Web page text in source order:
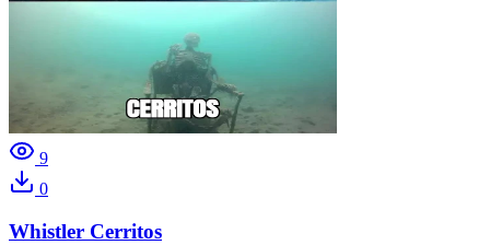
9
0
Whistler Cerritos